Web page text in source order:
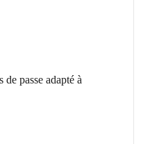
passe adapté à